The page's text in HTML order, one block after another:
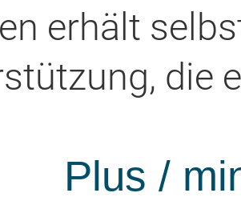
erhält
die
Plus /